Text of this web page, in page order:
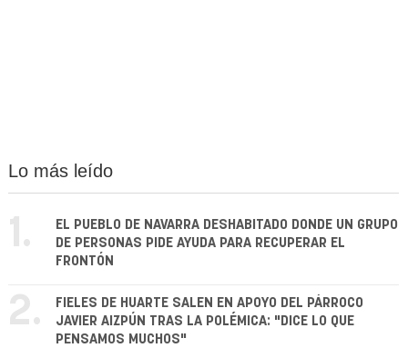
Lo más leído
1.
EL PUEBLO DE NAVARRA DESHABITADO DONDE UN GRUPO
DE PERSONAS PIDE AYUDA PARA RECUPERAR EL
FRONTÓN
2.
FIELES DE HUARTE SALEN EN APOYO DEL PÁRROCO
JAVIER AIZPÚN TRAS LA POLÉMICA: "DICE LO QUE
PENSAMOS MUCHOS"